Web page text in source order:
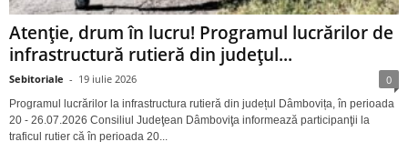
Atenție, drum în lucru! Programul lucrărilor de
infrastructură rutieră din județul...
Sebitoriale - 19 iulie 2026 0
Programul lucrărilor la infrastructura rutieră din județul Dâmbovița, în perioada
20 - 26.07.2026 Consiliul Judeţean Dâmboviţa informează participanţii la
traficul rutier că în perioada 20...